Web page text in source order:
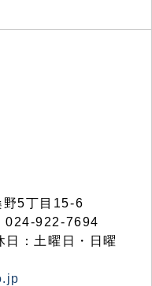
5丁目15-6
024-922-7694
：土曜日・日曜